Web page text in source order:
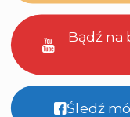
Bądź na
Śledź